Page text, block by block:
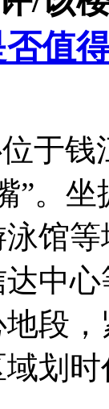
值
于
”。
馆
中
地段
划